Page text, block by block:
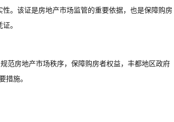
。该证是房地产市场监管的重要依据，也是保障购房
。
范房地产市场秩序，保障购房者权益，丰都地区政府
措施。